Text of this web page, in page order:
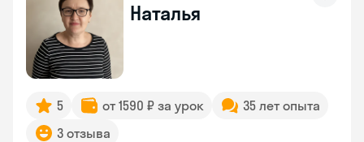
Наталья
5 от 1590 ₽ за урок
35 лет опыта
3 отзыва